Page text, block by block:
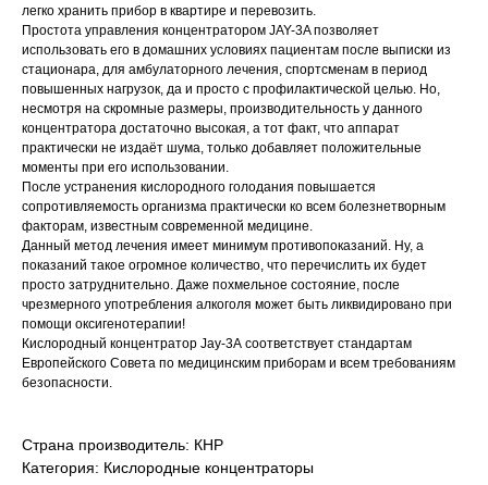
легко хранить прибор в квартире и перевозить.
Простота управления концентратором JAY-3A позволяет
использовать его в домашних условиях пациентам после выписки из
стационара, для амбулаторного лечения, спортсменам в период
повышенных нагрузок, да и просто с профилактической целью. Но,
несмотря на скромные размеры, производительность у данного
концентратора достаточно высокая, а тот факт, что аппарат
практически не издаёт шума, только добавляет положительные
моменты при его использовании.
После устранения кислородного голодания повышается
сопротивляемость организма практически ко всем болезнетворным
факторам, известным современной медицине.
Данный метод лечения имеет минимум противопоказаний. Ну, а
показаний такое огромное количество, что перечислить их будет
просто затруднительно. Даже похмельное состояние, после
чрезмерного употребления алкоголя может быть ликвидировано при
помощи оксигенотерапии!
Кислородный концентратор Jay-3А соответствует стандартам
Европейского Совета по медицинским приборам и всем требованиям
безопасности.
Страна производитель: КНР
Категория: Кислородные концентраторы